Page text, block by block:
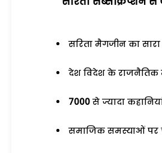
सरिता मैगजीन का
देश विदेश के राजनैतिक
7000 से ज्यादा
समाजिक समस्याओं